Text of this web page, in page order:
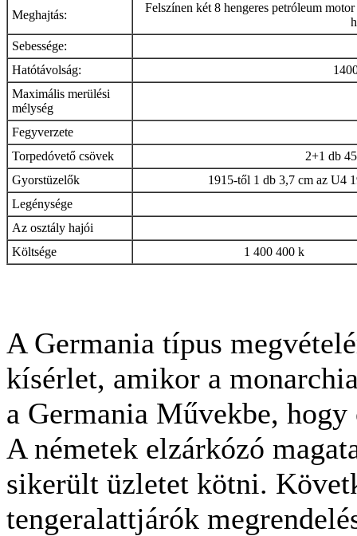
Meghajtás:
Felszínen két 8 hengeres petróleum
Sebessége:
Hatótávolság:
Maximális merülési
mélység
Fegyverzete
Torpedóvető csövek
2+1 db
Gyorstüzelők
1915-től 1 db 3,7 cm az U4
Legénysége
Az osztály hajói
Költsége
1 400 400 k
A Germania típus
kísérlet, amikor a
a Germania Művekbe,
A németek elzárkózó
sikerült üzletet kötni.
tengeralattjárók